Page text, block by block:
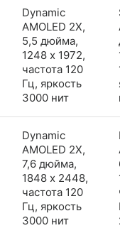
Dynamic
AMOLED 2X,
5,5 дюйма,
1248 x 1972,
частота 120
Гц, яркость
3000 нит
Dynamic
AMOLED 2X,
7,6 дюйма,
1848 x 2448,
частота 120
Гц, яркость
3000 нит